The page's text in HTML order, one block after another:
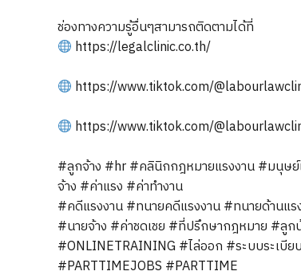
ช่องทางความรู้อื่นๆสามารถติดตามได้ที่
https://legalclinic.co.th/
https://www.tiktok.com/
https://www.tiktok.com/
#ลูกจ้าง #hr#คลินิกกฎหมายแรงงาน#มนุษย์
จ้าง #ค่าแรง #ค่าทำงาน
#คดีแรงงาน#ทนายคดีแรงงาน#ทนายด้านแร
#นายจ้าง #ค่าชดเชย #ที่ปรึกษากฎหมาย #ลูก
#ONLINETRAINING #ไล่ออก #ระบบระเบีย
#PARTTIMEJOBS #PARTTIME